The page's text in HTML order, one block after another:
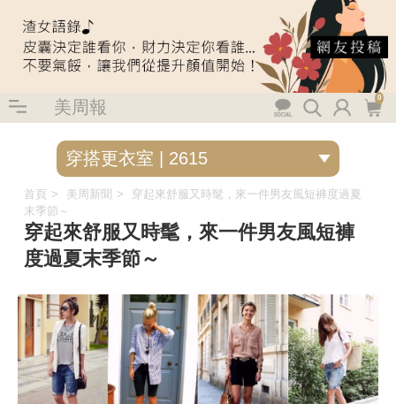
美周報 0
首頁 美周新聞
穿起來舒服又時髦，來一件男友風短褲度過夏
末季節～
穿起來舒服又時髦，來一件男友風短褲
度過夏末季節～